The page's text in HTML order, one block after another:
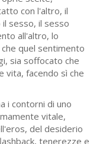
con l'altro, il
sesso, il sesso
all'altro, lo
quel sentimento
sia soffocato che
vita, facendo sì che
i contorni di uno
vitale,
del desiderio
tenerezze e